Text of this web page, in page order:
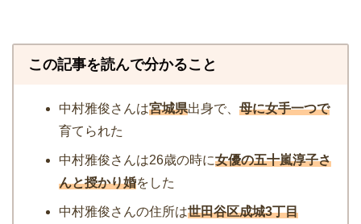
この記事を読んで分かること
中村雅俊さんは宮城県出身で、 母に女手一つで
育てられた
中村雅俊さんは26歳の時に女優の五十嵐淳子さ
んと授かり婚をした
中村雅俊さんの住所は世田谷区成城3丁目